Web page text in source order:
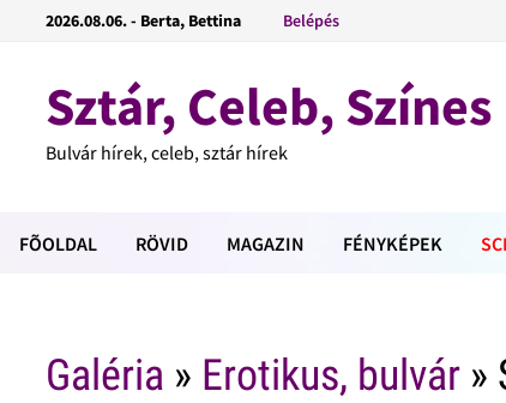
2026.08.06. - Berta, Bettina Belépés
Sztár, Celeb, Színes
Bulvár hírek, celeb, sztár hírek
FÕOLDAL RÖVID MAGAZIN FÉNYKÉPEK
Galéria » Erotikus, bulvár »